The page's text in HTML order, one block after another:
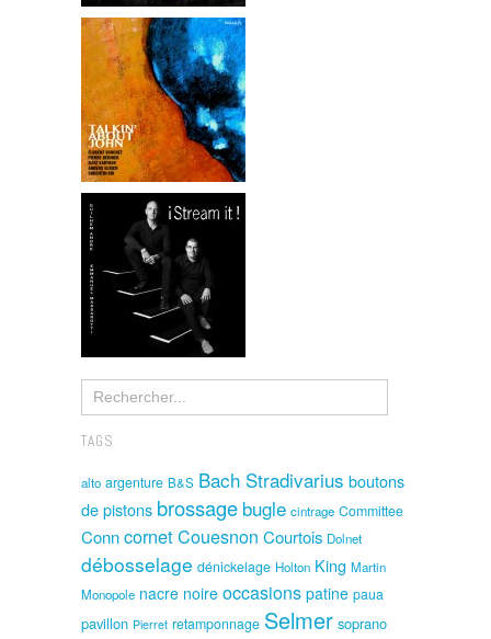
TAGS
alto argenture B&S Bach Stradivarius boutons
de pistons brossage bugle cintrage Committee
ConncornetCouesnon Courtois Dolnet
débosselage dénickelage Holton King Martin
Monopole nacre noire occasions patine paua
pavillon Pierret retamponnage Selmer soprano